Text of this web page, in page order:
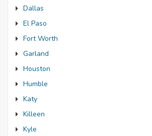
Dallas
El Paso
Fort Worth
Garland
Houston
Humble
Katy
Killeen
Kyle